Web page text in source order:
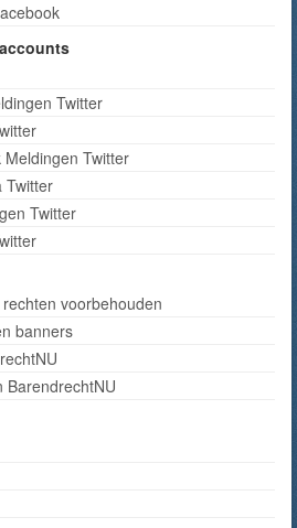
Twitter
Twitter
Twitter
Twitter
voorbehouden
banners
BarendrechtNU